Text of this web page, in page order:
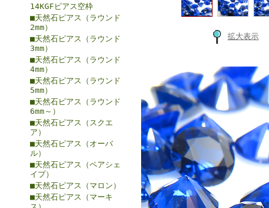
14KGFピアス空枠
■天然石ピアス（ラウンド
2mm）
■天然石ピアス（ラウンド
3mm）
■天然石ピアス（ラウンド
4mm）
■天然石ピアス（ラウンド
5mm）
■天然石ピアス（ラウンド
6mm～）
■天然石ピアス（スクエ
ア）
■天然石ピアス（オーバ
ル）
■天然石ピアス（ペアシェ
イプ）
■天然石ピアス（マロン）
■天然石ピアス（マーキ
拡大表示